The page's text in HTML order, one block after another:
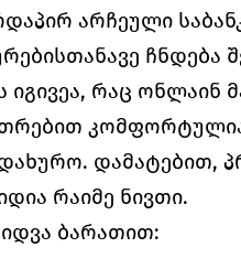
არჩეული
ჩნდება
რაც ონლაინ
დამატებით,
რაიმე ნივთი.
ბარათით: